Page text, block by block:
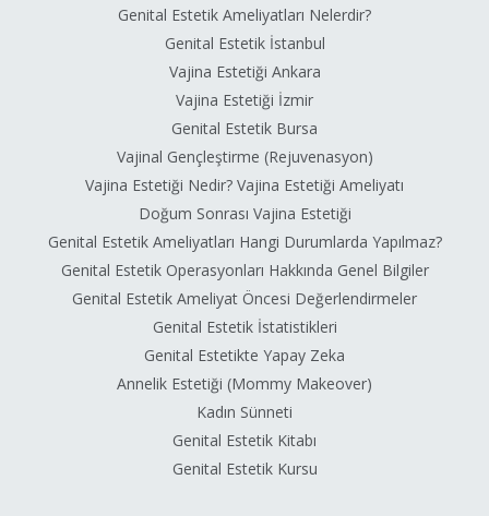
Genital Estetik Ameliyatları Nelerdir?
Genital Estetik İstanbul
Vajina Estetiği Ankara
Vajina Estetiği İzmir
Genital Estetik Bursa
Vajinal Gençleştirme (Rejuvenasyon)
Vajina Estetiği Nedir? Vajina Estetiği Ameliyatı
Doğum Sonrası Vajina Estetiği
Genital Estetik Ameliyatları Hangi Durumlarda Yapılmaz?
Genital Estetik Operasyonları Hakkında Genel Bilgiler
Genital Estetik Ameliyat Öncesi Değerlendirmeler
Genital Estetik İstatistikleri
Genital Estetikte Yapay Zeka
Annelik Estetiği (Mommy Makeover)
Kadın Sünneti
Genital Estetik Kitabı
Genital Estetik Kursu